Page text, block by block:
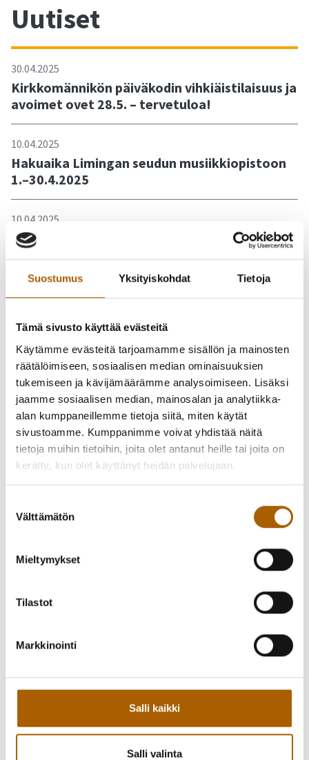
Suostumus Yksityiskohdat Tietoja
Tämä sivusto käyttää evästeitä
Käytämme evästeitä tarjoamamme sisällön ja mainosten
räätälöimiseen, sosiaalisen median ominaisuuksien
tukemiseen ja kävijämäärämme analysoimiseen. Lisäksi
jaamme sosiaalisen median, mainosalan ja analytiikka-
alan kumppaneillemme tietoja siitä, miten käytät
sivustoamme. Kumppanimme voivat yhdistää näitä
tietoja muihin tietoihin, joita olet antanut heille tai joita on
kerätty, kun olet käyttänyt heidän palvelujaan.
valinta
Välttämätön
Mieltymykset
Tilastot
Markkinointi
Salli kaikki
Salli valinta
-Uutiset
30.04.2025
Kirkkomännikön päiväkodin vihkiäistilaisuus ja
avoimet ovet 28.5. – tervetuloa!
10.04.2025
Hakuaika Limingan seudun musiikkiopistoon
1.–30.4.2025
10.04.2025
Vastaa Lakeuden kansalaisopiston palaute- ja
toivekyselyyn!
08.04.2025
03.04.2025
Palkin alueella alkaa katutyöt
31.03.2025
Jätehuollon perusmaksun laskutus käynnistyy
pian
26.03.2025
Muutos Murron maastopyöräreitissä
24.03.2025
Pohteen vammaisneuvosto etsii